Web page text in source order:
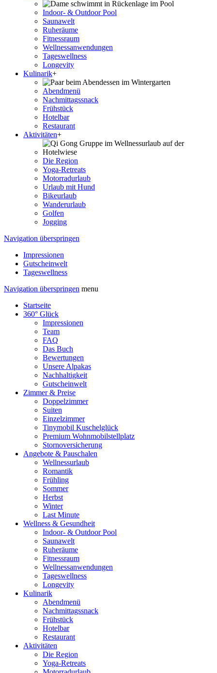
Indoor- & Outdoor Pool
Saunawelt
Ruheräume
Fitnessraum
Wellness­anwendungen
Tageswellness
Longevity
Kulinarik+
Abendmenü
Nachmittagssnack
Frühstück
Hotelbar
Restaurant
Aktivitäten+
Die Region
Yoga-Retreats
Motorradurlaub
Urlaub mit Hund
Bikeurlaub
Wanderurlaub
Golfen
Jogging
Navigation überspringen
Impressionen
Gutscheinwelt
Tageswellness
Navigation überspringen menu
Startseite
360° Glück
Impressionen
Team
FAQ
Das Buch
Bewertungen
Unsere Alpakas
Nachhaltigkeit
Gutscheinwelt
Zimmer & Preise
Doppelzimmer
Suiten
Einzelzimmer
Tinymobil Kuschelglück
Premium Wohnmobilstellplatz
Stornoversicherung
Angebote & Pauschalen
Wellnessurlaub
Romantik
Frühling
Sommer
Herbst
Winter
Last Minute
Wellness & Gesundheit
Indoor- & Outdoor Pool
Saunawelt
Ruheräume
Fitnessraum
Wellness­anwendungen
Tageswellness
Longevity
Kulinarik
Abendmenü
Nachmittagssnack
Frühstück
Hotelbar
Restaurant
Aktivitäten
Die Region
Yoga-Retreats